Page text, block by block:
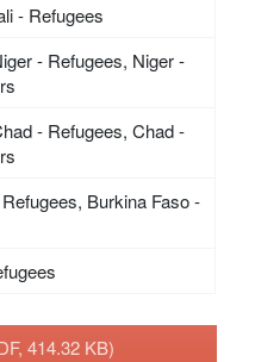
- Refugees
- Refugees, Niger -
- Refugees, Chad -
Burkina Faso -
414.32 KB)